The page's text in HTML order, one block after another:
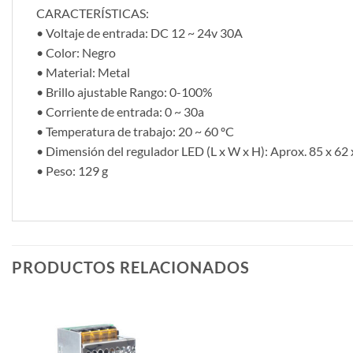
CARACTERÍSTICAS:
• Voltaje de entrada: DC 12 ~ 24v 30A
• Color: Negro
• Material: Metal
• Brillo ajustable Rango: 0-100%
• Corriente de entrada: 0 ~ 30a
• Temperatura de trabajo: 20 ~ 60 ºC
• Dimensión del regulador LED (L x W x H): Aprox. 85 x 62
• Peso: 129 g
PRODUCTOS RELACIONADOS